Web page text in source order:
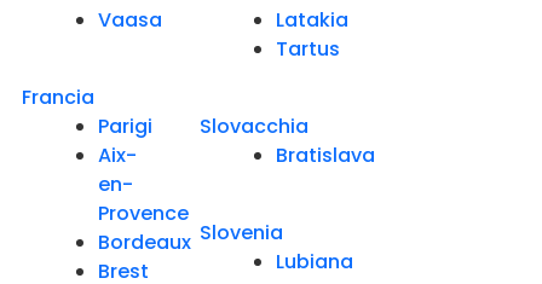
Vaasa
Francia
Parigi
Aix-
en-
Provence
Bordeaux
Brest
Latakia
Tartus
Slovacchia
Bratislava
Slovenia
Lubiana